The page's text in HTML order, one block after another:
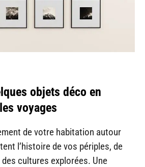
objets déco en
voyages
de votre habitation autour
l’histoire de vos périples, de
cultures explorées. Une